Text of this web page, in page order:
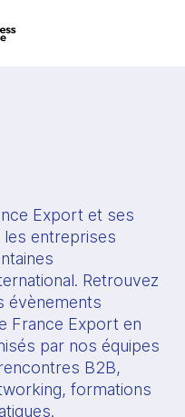
Export et ses
entreprises
Retrouvez
évènements
France Export en
par nos équipes
B2B,
formations